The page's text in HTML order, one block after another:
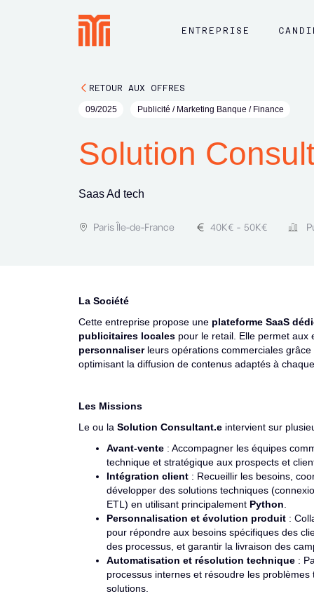
ENTREPRISE
RETOUR AUX OFFRES
09/2025 Publicité / Marketing Banque / Finance
Solution
Saas Ad tech
Paris Île-de-France 40K€ - 50K€
La Société
Cette entreprise propose une plateforme SaaS
publicitaires locales pour le retail. Elle permet aux
personnaliserleurs opérations commerciales grâce
optimisant la diffusion de contenus adaptés à
Les Missions
Le ou la Solution Consultant.e intervient sur
Avant-vente : Accompagner les équipes
technique et stratégique aux prospects et
Intégration client : Recueillir les besoins,
développer des solutions techniques
ETL) en utilisant principalement Python
Personnalisation et évolution produit :
pour répondre aux besoins spécifiques des
des processus, et garantir la livraison des
Automatisation et résolution technique :
processus internes et résoudre les problèmes
solutions.